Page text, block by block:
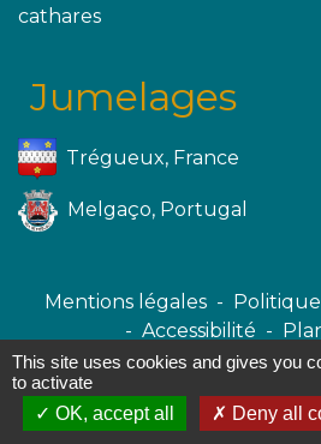
cathares
Jumelages
Trégueux, France
Melgaço, Portugal
Mentions légales -
- Accessibilité -
Gestion des
Site créé en partenariat avec
This site uses cookies and gives you
to activate
OK, accept all
Deny all